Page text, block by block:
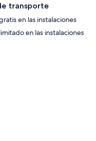
transporte
en las instalaciones
en las instalaciones